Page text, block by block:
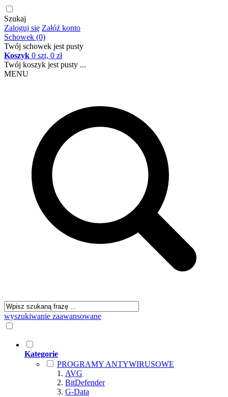
Szukaj
Zaloguj się Załóż konto
Schowek (0)
Twój schowek jest pusty
Koszyk 0 szt, 0 zł
Twój koszyk jest pusty ...
MENU
wyszukiwanie zaawansowane
Kategorie
PROGRAMY ANTYWIRUSOWE
AVG
BitDefender
G-Data